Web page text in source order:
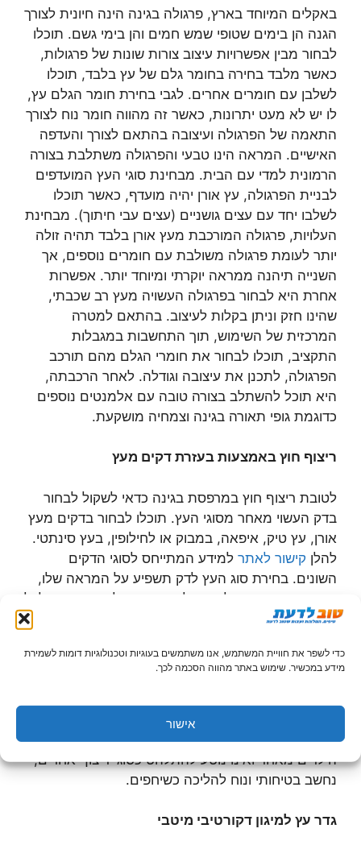
כדי לשפר את חוויית המשתמש, אנו משתמשים בעוגיות וטכנולוגיות דומות לשמירת
מידע במכשיר. שימוש באתר מהווה הסכמה לכך.
אישור
באקלים המיוחד בארץ, פרגולה בגינה הינה חיונית לצורך
הגנה הן בימים שטופי שמש חמים והן בימי גשם. תוכלו
לבחור מבין אפשרויות עיצוב צורות שונות של פרגולות,
כאשר מלבד בחירה בחומר גלם של עץ בלבד, תוכלו
לשלבן עם חומרים אחרים. לגבי בחירת חומר הגלם עץ,
לו יש לא מעט יתרונות, כאשר זה מהווה חומר נוח לצורך
התאמה של הפרגולה ועיצובה בהתאם לצורך והעדפה
האישיים. המראה הינו טבעי והפרגולה משתלבת בצורה
הרמונית למדי עם הבית. מבחינת סוגי העץ המועדפים
לבניית הפרגולה, עץ אורן יהיה מועדף, כאשר תוכלו
לשלבו יחד עם עצים גושניים (עצים עבי חיתוך). מבחינת
העלויות, פרגולה המורכבת מעץ אורן בלבד תהיה זולה
יותר לעומת פרגולה משולבת עם חומרים נוספים, אך
השנייה תיהנה ממראה יוקרתי ומיוחד יותר. אפשרות
אחרת היא לבחור בפרגולה העשויה מעץ רב שכבתי,
שהינו חזק וניתן בקלות לעיצוב. בהתאם למטרה
המרכזית של השימוש, תוך התחשבות במגבלות
התקציב, תוכלו לבחור את חומרי הגלם מהם תורכב
הפרגולה, לתכנן את עיצובה וגודלה. לאחר הרכבתה,
היא תוכל להשתלב בצורה טובה עם אלמנטים נוספים
כדוגמת גופי תאורה בגינה וצמחיה מושקעת.
ריצוף חוץ באמצעות בעזרת דקים מעץ
לטובת ריצוף חוץ במרפסת בגינה כדאי לשקול לבחור
בדק העשוי מאחר מסוגי העץ. תוכלו לבחור בדקים מעץ
אורן, עץ טיק, איפאה, במבוק או לחילופין, בעץ סינתטי.
להלן קישור לאתר למידע המתייחס לסוגי הדקים
השונים. בחירת סוג העץ לדק תשפיע על המראה שלו,
אופן התחזוקה כדי לשמרו לאורך זמן ועלות הזמנתו. לכל
סוג דק יש שימושים שונים, כאשר בזמן הזמנת הדק
באופן כללי, משטחי דק הינם אולטימטיביים לצורך חיפוי
שמונעת החלקה ומאופיינים ברמת ספיגה גבוהה של
מים. בנוסף, קחו בחשבון כי מדובר בחיפוי מצוין לטובת
הילדים מאחר ואינו נוטע להתלהט כסוגי ריצוף אחרים,
נחשב בטיחותי ונוח להליכה כשיחפים.
גדר עץ למיגון דקורטיבי מיטבי